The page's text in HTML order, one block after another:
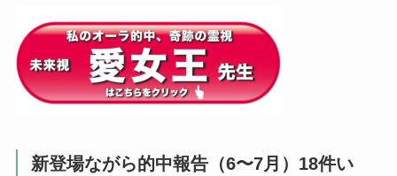
新登場ながら的中報告（6〜7月）18件い